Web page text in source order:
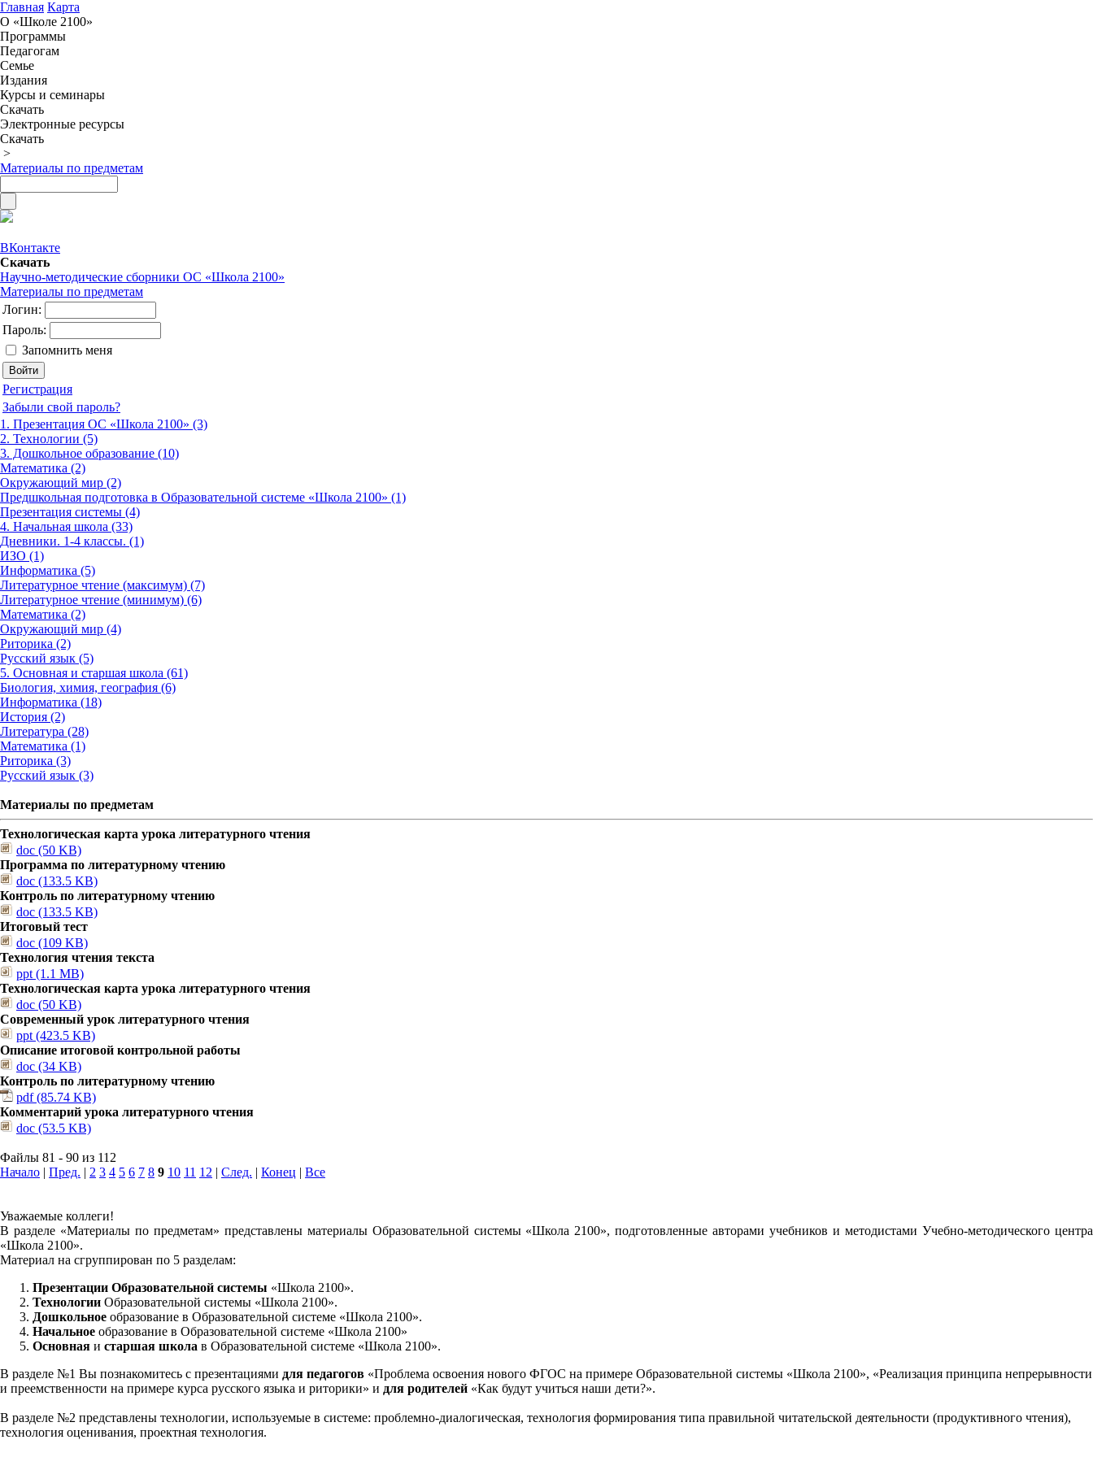
Главная Карта
О «Школе 2100»
Программы
Педагогам
Семье
Издания
Курсы и семинары
Скачать
Электронные ресурсы
Скачать
>
Материалы по предметам
ВКонтакте
Скачать
Научно-методические сборники ОС «Школа 2100»
Материалы по предметам
Логин:
Пароль:
Запомнить меня
Регистрация
Забыли свой пароль?
1. Презентация ОС «Школа 2100» (3)
2. Технологии (5)
3. Дошкольное образование (10)
Математика (2)
Окружающий мир (2)
Предшкольная подготовка в Образовательной системе «Школа 2100» (1)
Презентация системы (4)
4. Начальная школа (33)
Дневники. 1-4 классы. (1)
ИЗО (1)
Информатика (5)
Литературное чтение (максимум) (7)
Литературное чтение (минимум) (6)
Математика (2)
Окружающий мир (4)
Риторика (2)
Русский язык (5)
5. Основная и старшая школа (61)
Биология, химия, география (6)
Информатика (18)
История (2)
Литература (28)
Математика (1)
Риторика (3)
Русский язык (3)
Материалы по предметам
Технологическая карта урока литературного чтения
doc (50 KB)
Программа по литературному чтению
doc (133.5 KB)
Контроль по литературному чтению
doc (133.5 KB)
Итоговый тест
doc (109 KB)
Технология чтения текста
ppt (1.1 MB)
Технологическая карта урока литературного чтения
doc (50 KB)
Современный урок литературного чтения
ppt (423.5 KB)
Описание итоговой контрольной работы
doc (34 KB)
Контроль по литературному чтению
pdf (85.74 KB)
Комментарий урока литературного чтения
doc (53.5 KB)
Файлы 81 - 90 из 112
Начало | Пред. | 2 3 4 5 6 7 8 9 10 11 12 | След. | Конец | Все
Уважаемые коллеги!
В разделе «Материалы по предметам» представлены материалы Образовательной системы «Школа 2100», подготовленные авторами учебников и методистами Учебно-методического центра
«Школа 2100».
Материал на сгруппирован по 5 разделам:
Презентации Образовательной системы «Школа 2100».
Технологии Образовательной системы «Школа 2100».
Дошкольное образование в Образовательной системе «Школа 2100».
Начальное образование в Образовательной системе «Школа 2100»
Основная и старшая школа в Образовательной системе «Школа 2100».
В разделе №1 Вы познакомитесь с презентациями для педагогов «Проблема освоения нового ФГОС на примере Образовательной системы «Школа 2100», «Реализация принципа непрерывности
и преемственности на примере курса русского языка и риторики» и для родителей «Как будут учиться наши дети?».
В разделе №2 представлены технологии, используемые в системе: проблемно-диалогическая, технология формирования типа правильной читательской деятельности (продуктивного чтения),
технология оценивания, проектная технология.